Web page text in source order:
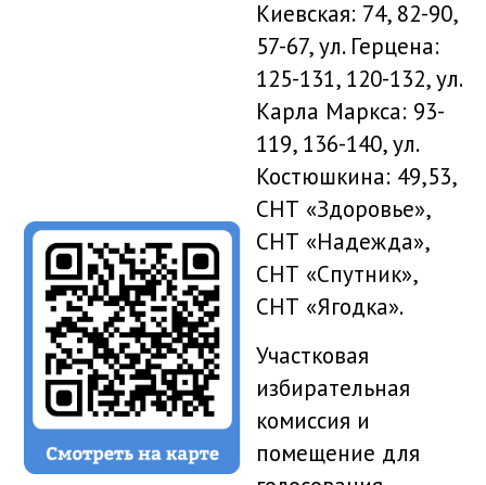
Киевская: 74, 82-90,
57-67, ул. Герцена:
125-131, 120-132, ул.
Карла Маркса: 93-
119, 136-140, ул.
Костюшкина: 49,53,
СНТ «Здоровье»,
СНТ «Надежда»,
СНТ «Спутник»,
СНТ «Ягодка».
Участковая
избирательная
комиссия и
помещение для